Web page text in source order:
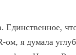
Единственное,
ом, я думала